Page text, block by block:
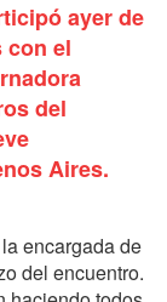
ayer de
con el
del
Aires.
encargada de
del encuentro.